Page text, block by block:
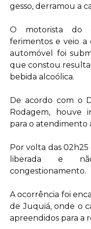
gesso, derramou a
O motorista do
ferimentos e veio a
automóvel foi
que constou
bebida alcoólica.
De acordo com o
Rodagem, houve
para o atendimento
Por volta das
liberada e
congestionamento.
A ocorrência foi
de Juquiá, onde o
apreendidos para a